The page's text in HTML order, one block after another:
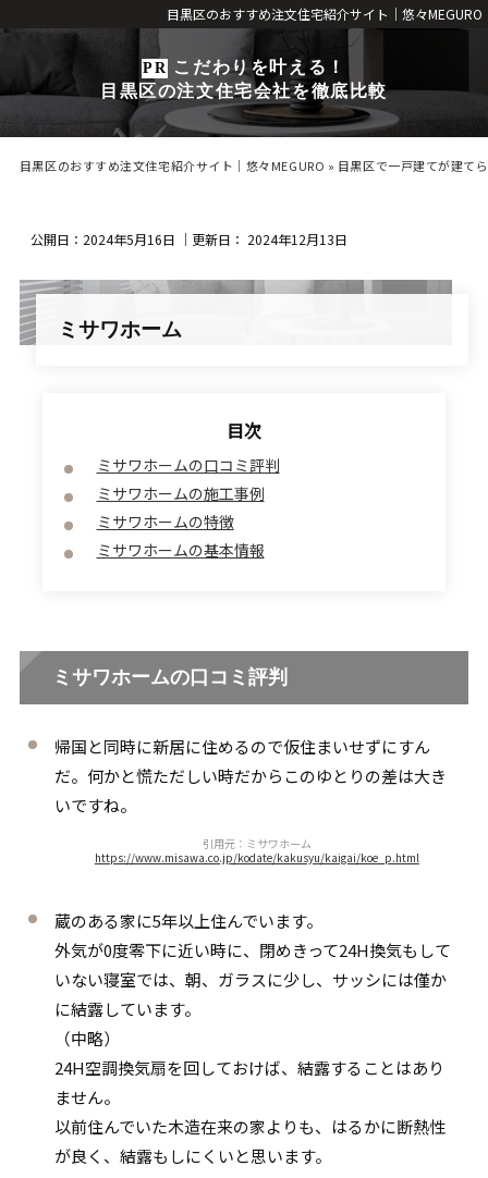
目黒区のおすすめ注文住宅紹介サイト｜悠々MEGURO
こだわりを叶える！
目黒区の注文住宅会社を徹底比較
目黒区のおすすめ注文住宅紹介サイト｜悠々MEGURO » 目黒区で一戸建てが建て
公開日： 2024年5月16日 ｜更新日： 2024年12月13日
ミサワホーム
ミサワホームの口コミ評判
ミサワホームの施工事例
ミサワホームの特徴
ミサワホームの基本情報
ミサワホームの口コミ評判
帰国と同時に新居に住めるので仮住まいせずにすん
だ。何かと慌ただしい時だからこのゆとりの差は大き
いですね。
引用元：ミサワホーム
https://www.misawa.co.jp/kodate/kakusyu/kaigai/koe_p.html
蔵のある家に5年以上住んでいます。
外気が0度零下に近い時に、閉めきって24H換気もして
いない寝室では、朝、ガラスに少し、サッシには僅か
に結露しています。
（中略）
24H空調換気扇を回しておけば、結露することはあり
ません。
以前住んでいた木造在来の家よりも、はるかに断熱性
が良く、結露もしにくいと思います。